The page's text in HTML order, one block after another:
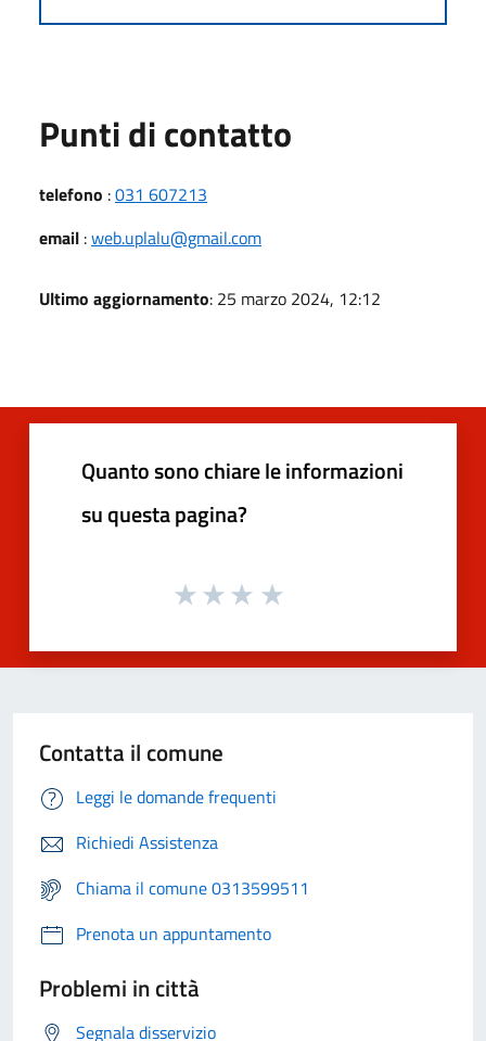
Punti di contatto
telefono :031 607213
email :web.uplalu@gmail.com
Ultimo aggiornamento: 25 marzo 2024, 12:12
Quanto sono chiare le informazioni
su questa pagina?
Contatta il comune
Leggi le domande frequenti
Richiedi Assistenza
Chiama il comune 0313599511
Prenota un appuntamento
Problemi in città
Segnala disservizio